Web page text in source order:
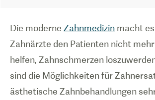
Die moderne Zahnmedizin macht
Zahnärzte den Patienten nicht
helfen, Zahnschmerzen
sind die Möglichkeiten für
ästhetische Zahnbehandlungen